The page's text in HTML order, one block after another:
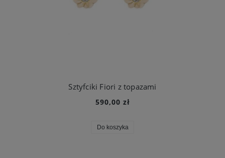
Sztyfciki Fiori z topazami
590,00 zł
Do koszyka